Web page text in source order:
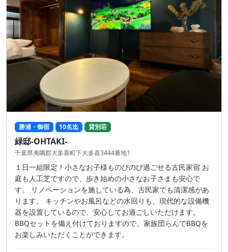
勝浦・御宿 10名迄 貸別荘
緑邸-OHTAKI-
千葉県夷隅郡大多喜町下大多喜3444番地1
１日一組限定！小さなお子様ものびのび過ごせる古民家宿 お
庭も人工芝ですので、歩き始めの小さなお子さまも安心で
す。 リノベーションを施している為、古民家でも清潔感があ
ります。 キッチンやお風呂などの水回りも、現代的な設備機
器を設置しているので、安心してお過ごしいただけます。
BBQセットを備え付けておりますので、家族団らんでBBQを
お楽しみいただくことができます。